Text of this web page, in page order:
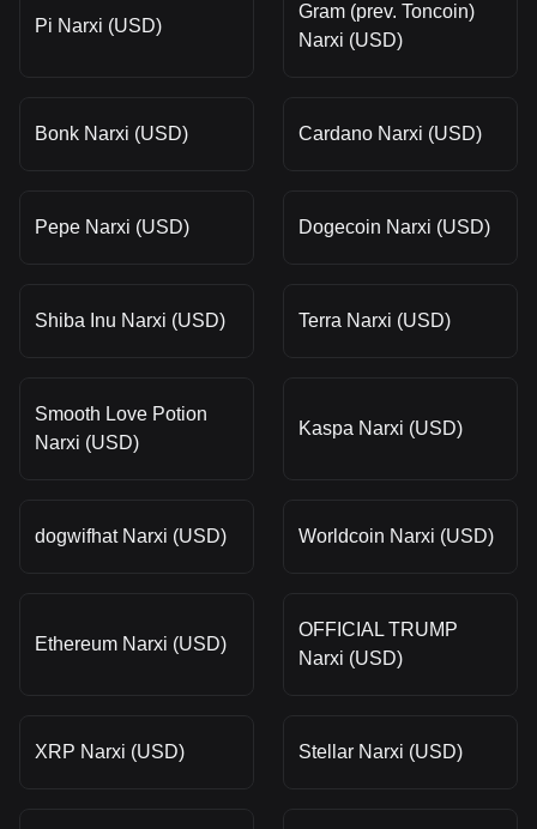
Pi Narxi (USD)
Gram (prev. Toncoin)
Narxi (USD)
Bonk Narxi (USD) Cardano Narxi (USD)
Pepe Narxi (USD) Dogecoin Narxi (USD)
Shiba Inu Narxi (USD) Terra Narxi (USD)
Smooth Love Potion
Narxi (USD)
Kaspa Narxi (USD)
dogwifhat Narxi (USD) Worldcoin Narxi (USD)
Ethereum Narxi (USD)
OFFICIAL TRUMP
Narxi (USD)
XRP Narxi (USD) Stellar Narxi (USD)